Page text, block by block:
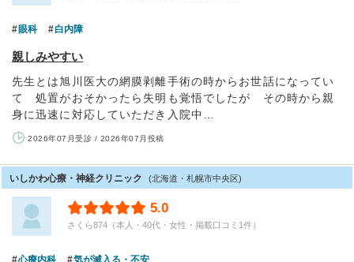
眼科 白内障
親しみやすい
先生とは旭川医大の網膜剥離手術の時からお世話になってい
て 処置がおそかったら失明も覚悟でしたが その時から親
身に迅速に対応していただき入院中…
2026年07月受診 / 2026年07月投稿
いしかわ心療・神経クリニック (北海道・札幌市中央区)
5.0
さくら874（本人・40代・女性・掲載口コミ1件）
心療内科 気が滅入る・不安